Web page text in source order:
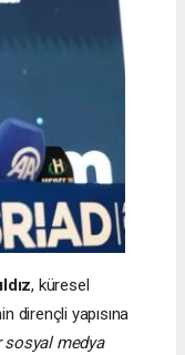
, küresel
dirençli yapısına
sosyal medya